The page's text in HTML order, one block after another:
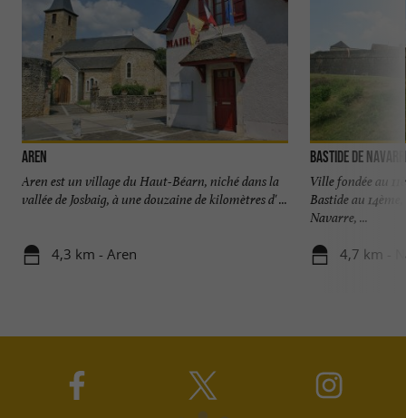
Aren
Aren est un village du Haut-Béarn, niché dans la
vallée de Josbaig, à une douzaine de kilomètres d' ...
4,3 km - Aren
Bastide de
Ville fondée au
Bastide au
Navarre, ...
4,7 km -